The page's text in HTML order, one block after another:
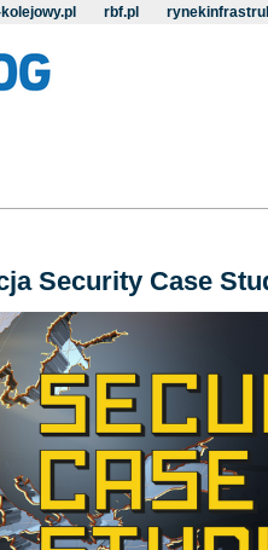
rbf.pl
Security Case